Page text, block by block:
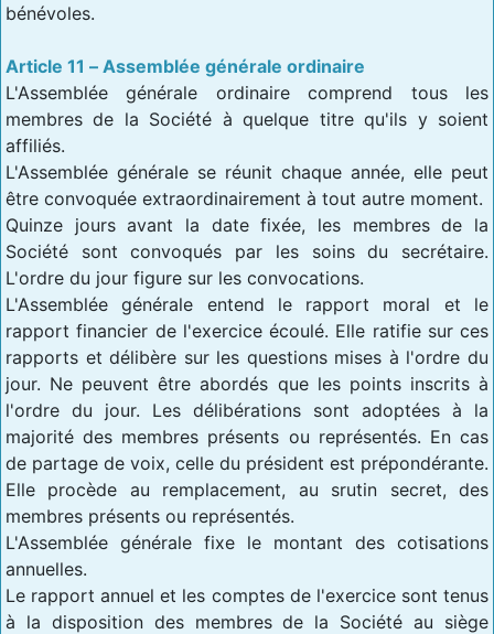
bénévoles.
Article 11 – Assemblée générale ordinaire
L'Assemblée générale ordinaire comprend tous les
membres de la Société à quelque titre qu'ils y soient
affiliés.
L'Assemblée générale se réunit chaque année, elle peut
être convoquée extraordinairement à tout autre moment.
Quinze jours avant la date fixée, les membres de la
Société sont convoqués par les soins du secrétaire.
L'ordre du jour figure sur les convocations.
L'Assemblée générale entend le rapport moral et le
rapport financier de l'exercice écoulé. Elle ratifie sur ces
rapports et délibère sur les questions mises à l'ordre du
jour. Ne peuvent être abordés que les points inscrits à
l'ordre du jour. Les délibérations sont adoptées à la
majorité des membres présents ou représentés. En cas
de partage de voix, celle du président est prépondérante.
Elle procède au remplacement, au srutin secret, des
membres présents ou représentés.
L'Assemblée générale fixe le montant des cotisations
annuelles.
Le rapport annuel et les comptes de l'exercice sont tenus
à la disposition des membres de la Société au siège